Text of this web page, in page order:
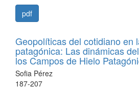
pdf
Geopolíticas del cotidiano en
patagónica: Las dinámicas
los Campos de Hielo
Sofia Pérez
187-207